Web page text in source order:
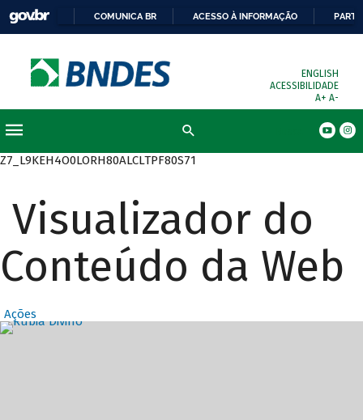
COMUNICA BR ACESSO À INFORMAÇÃO
ENGLISH
ACESSIBILIDADE
A+ A-
Z7_L9KEH4O0LORH80ALCLTPF80S71
Visualizador do
Conteúdo da Web
Ações
Destaques